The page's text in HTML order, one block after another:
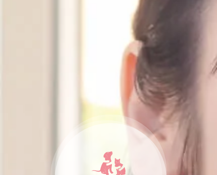
お知らせ・ブログ